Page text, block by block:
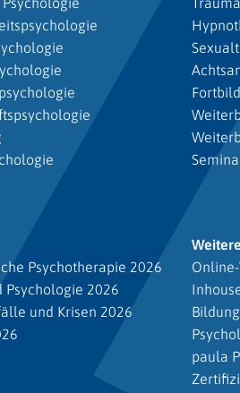
Psychotherapie 2026
Psychologie 2026
und Krisen 2026
paula